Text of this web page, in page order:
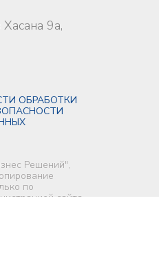
Решений",
по
сайта.
ОБРАБОТКИ
9а,